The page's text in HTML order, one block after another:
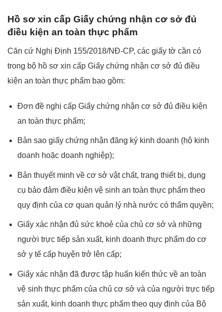
Hồ sơ xin cấp Giấy chứng nhận cơ sở đủ
điều kiện an toàn thực phẩm
Căn cứ Nghị Định 155/2018/NĐ-CP, các giấy tờ cần có
trong bộ hồ sơ xin cấp Giấy chứng nhận cơ sở đủ điều
kiện an toàn thực phẩm bao gồm:
Đơn đề nghị cấp Giấy chứng nhận cơ sở đủ điều kiện
an toàn thực phẩm;
Bản sao giấy chứng nhận đăng ký kinh doanh (hộ kinh
doanh hoặc doanh nghiệp);
Bản thuyết minh về cơ sở vật chất, trang thiết bị, dụng
cụ bảo đảm điều kiện vệ sinh an toàn thực phẩm theo
quy định của cơ quan quản lý nhà nước có thẩm quyền;
Giấy xác nhận đủ sức khoẻ của chủ cơ sở và những
người trực tiếp sản xuất, kinh doanh thực phẩm do cơ
sở y tế cấp huyện trở lên cấp;
Giấy xác nhận đã được tập huấn kiến thức về an toàn
vệ sinh thực phẩm của chủ cơ sở và của người trực tiếp
sản xuất, kinh doanh thực phẩm theo quy định của Bộ